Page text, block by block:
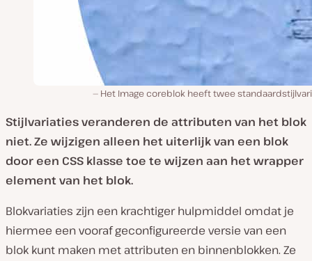
Het Image coreblok heeft twee
Stijlvariaties veranderen de attributen van het blok
niet. Ze wijzigen alleen het uiterlijk van een blok
door een CSS klasse toe te wijzen aan het wrapper
element van het blok.
Blokvariaties zijn een krachtiger hulpmiddel omdat je
hiermee een vooraf geconfigureerde versie van een
blok kunt maken met attributen en binnenblokken. Ze